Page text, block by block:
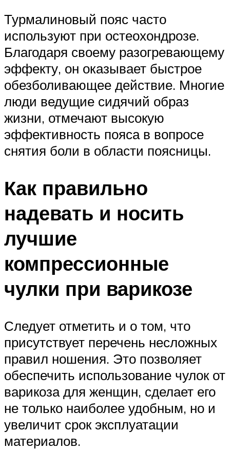
Турмалиновый пояс часто
используют при остеохондрозе.
Благодаря своему разогревающему
эффекту, он оказывает быстрое
обезболивающее действие. Многие
люди ведущие сидячий образ
жизни, отмечают высокую
эффективность пояса в вопросе
снятия боли в области поясницы.
Как правильно
надевать и носить
лучшие
компрессионные
чулки при варикозе
Следует отметить и о том, что
присутствует перечень несложных
правил ношения. Это позволяет
обеспечить использование чулок от
варикоза для женщин, сделает его
не только наиболее удобным, но и
увеличит срок эксплуатации
материалов.